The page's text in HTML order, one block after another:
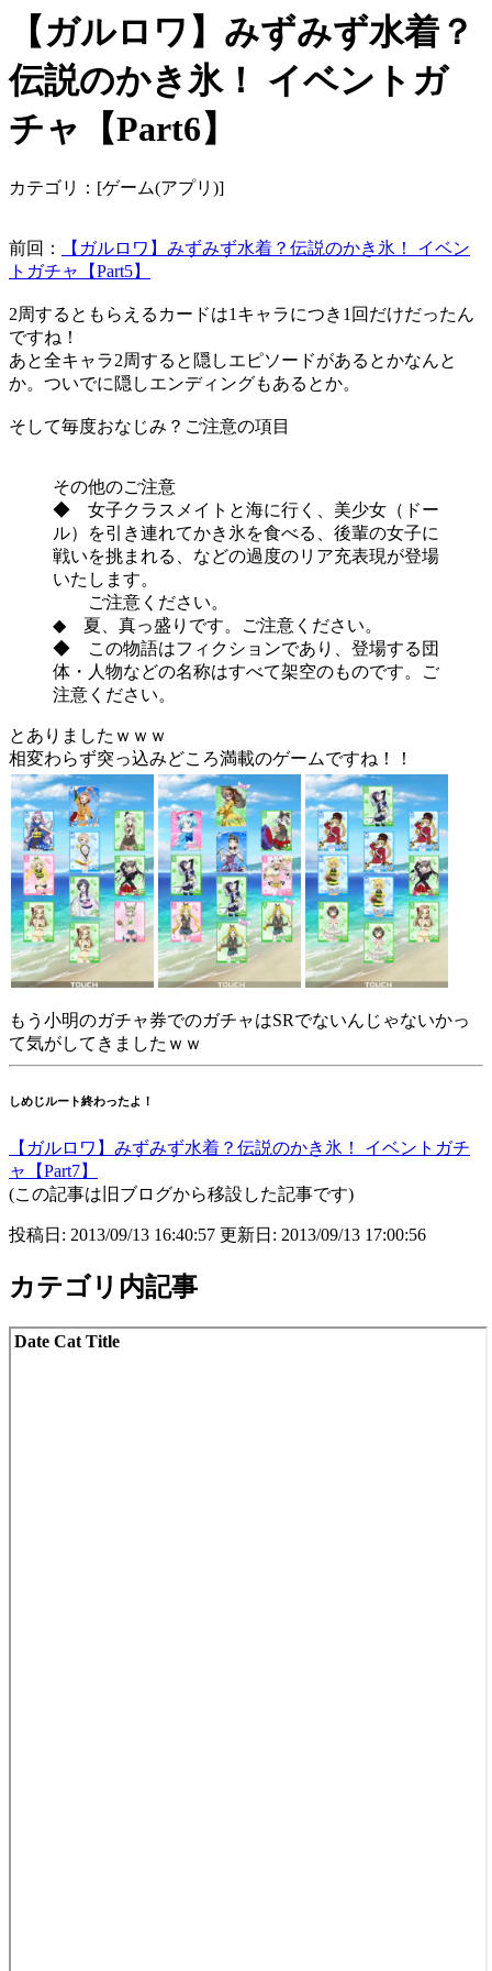
【ガルロワ】みずみず水着？
伝説のかき氷！ イベントガ
チャ【Part6】
カテゴリ：[ゲーム(アプリ)]
前回：
【ガルロワ】みずみず水着？伝説のかき氷！ イベン
トガチャ【Part5】
2周するともらえるカードは1キャラにつき1回だけだったん
ですね！
あと全キャラ2周すると隠しエピソードがあるとかなんと
か。ついでに隠しエンディングもあるとか。
そして毎度おなじみ？ご注意の項目
その他のご注意
◆ 女子クラスメイトと海に行く、美少女（ドー
ル）を引き連れてかき氷を食べる、後輩の女子に
戦いを挑まれる、などの過度のリア充表現が登場
いたします。
ご注意ください。
◆ 夏、真っ盛りです。ご注意ください。
◆ この物語はフィクションであり、登場する団
体・人物などの名称はすべて架空のものです。ご
注意ください。
とありましたｗｗｗ
相変わらず突っ込みどころ満載のゲームですね！！
もう小明のガチャ券でのガチャはSRでないんじゃないかっ
て気がしてきましたｗｗ
しめじルート終わったよ！
【ガルロワ】みずみず水着？伝説のかき氷！ イベントガチ
ャ【Part7】
(この記事は旧ブログから移設した記事です)
投稿日: 2013/09/13 16:40:57 更新日: 2013/09/13 17:00:56
カテゴリ内記事